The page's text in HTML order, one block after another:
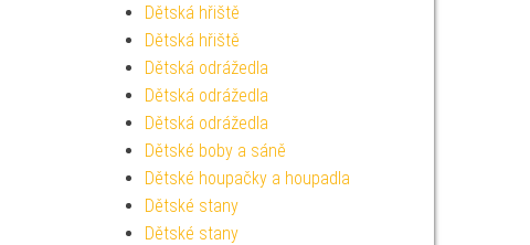
Dětská hřiště
Dětská hřiště
Dětská odrážedla
Dětská odrážedla
Dětská odrážedla
Dětské boby a sáně
Dětské houpačky a houpadla
Dětské stany
Dětské stany